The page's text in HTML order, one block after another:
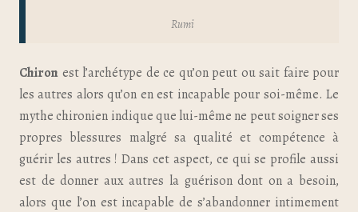
Rumi
Chiron est l’archétype de ce qu’on peut ou sait faire pour
les autres alors qu’on en est incapable pour soi-même. Le
mythe chironien indique que lui-même ne peut soigner ses
propres blessures malgré sa qualité et compétence à
guérir les autres ! Dans cet aspect, ce qui se profile aussi
est de donner aux autres la guérison dont on a besoin,
alors que l’on est incapable de s’abandonner intimement